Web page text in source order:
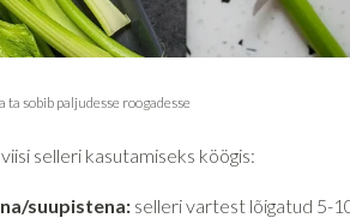
selleri kasutamiseks köögis:
suupistena: selleri vartest lõigatud 5-